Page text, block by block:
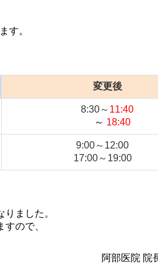
す。
変更後
8:30～ 11:40
～ 18:40
9:00～12:00
17:00～19:00
ました。
ので、
阿部医院 院